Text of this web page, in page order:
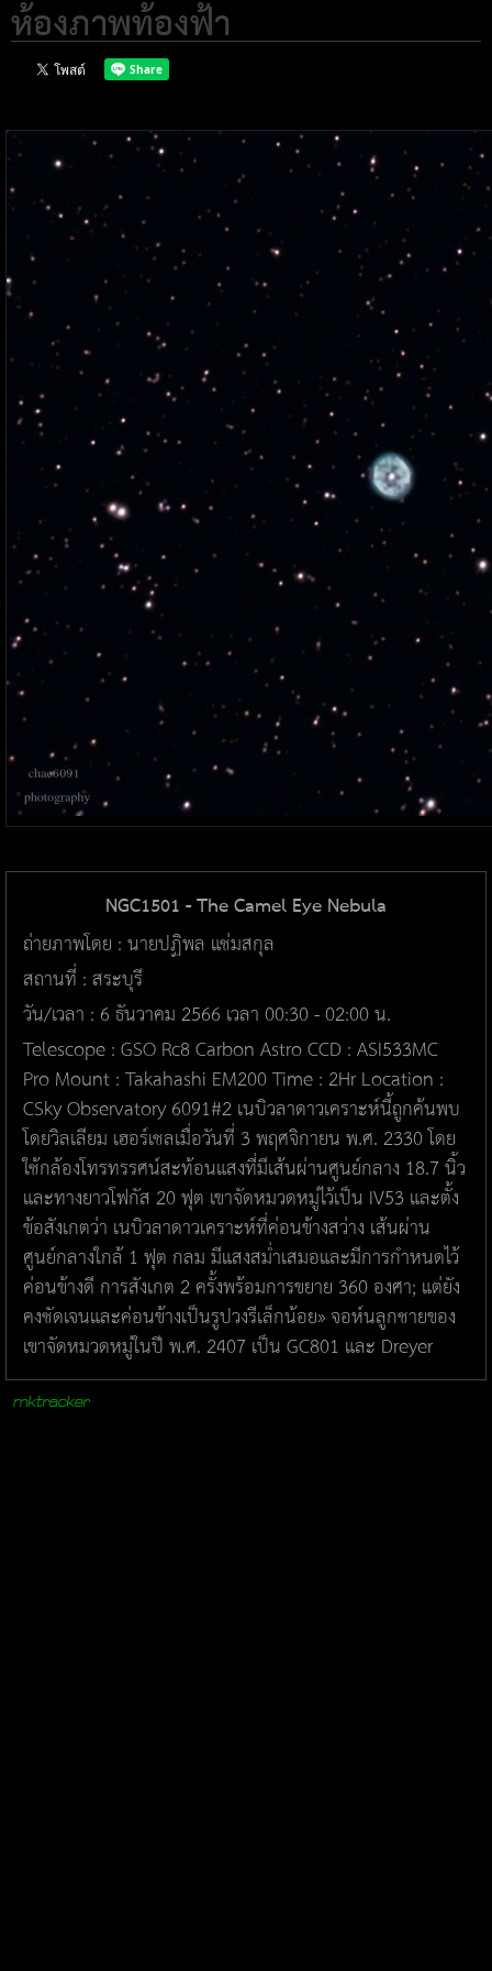
ห้องภาพท้องฟ้า
NGC1501 - The Camel Eye Nebula
ถ่ายภาพโดย : นายปฏิพล แช่มสกุล
สถานที่ : สระบุรี
วัน/เวลา : 6 ธันวาคม 2566 เวลา 00:30 - 02:00 น.
Telescope : GSO Rc8 Carbon Astro CCD : ASI533MC
Pro Mount : Takahashi EM200 Time : 2Hr Location :
CSky Observatory 6091#2 เนบิวลาดาวเคราะห์นี้ถูกค้นพบ
โดยวิลเลียม เฮอร์เชลเมื่อวันที่ 3 พฤศจิกายน พ.ศ. 2330 โดย
ใช้กล้องโทรทรรศน์สะท้อนแสงที่มีเส้นผ่านศูนย์กลาง 18.7 นิ้ว
และทางยาวโฟกัส 20 ฟุต เขาจัดหมวดหมู่ไว้เป็น IV53 และตั้ง
ข้อสังเกตว่า เนบิวลาดาวเคราะห์ที่ค่อนข้างสว่าง เส้นผ่าน
ศูนย์กลางใกล้ 1 ฟุต กลม มีแสงสม่ำเสมอและมีการกำหนดไว้
ค่อนข้างดี การสังเกต 2 ครั้งพร้อมการขยาย 360 องศา; แต่ยัง
คงชัดเจนและค่อนข้างเป็นรูปวงรีเล็กน้อย» จอห์นลูกชายของ
เขาจัดหมวดหมู่ในปี พ.ศ. 2407 เป็น GC801 และ Dreyer